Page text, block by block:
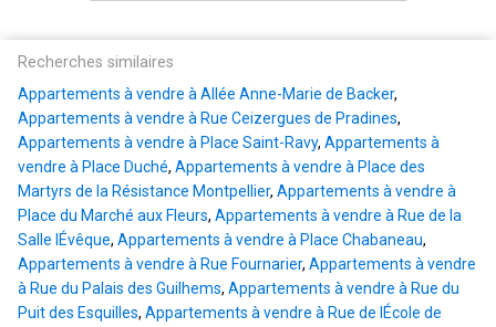
Recherches similaires
Appartements à vendre à Allée Anne-Marie de Backer,
Appartements à vendre à Rue Ceizergues de Pradines,
Appartements à vendre à Place Saint-Ravy, Appartements à
vendre à Place Duché, Appartements à vendre à Place des
Martyrs de la Résistance Montpellier, Appartements à vendre à
Place du Marché aux Fleurs, Appartements à vendre à Rue de la
Salle lÉvêque, Appartements à vendre à Place Chabaneau,
Appartements à vendre à Rue Fournarier, Appartements à vendre
à Rue du Palais des Guilhems, Appartements à vendre à Rue du
Puit des Esquilles, Appartements à vendre à Rue de lÉcole de